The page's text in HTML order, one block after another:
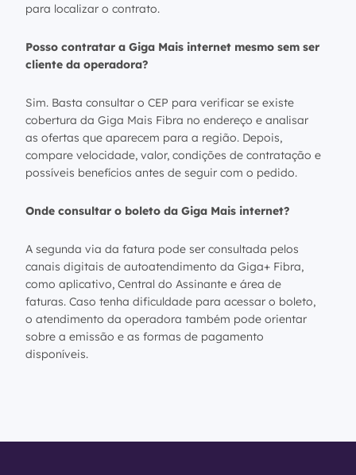
para localizar o contrato.
Posso contratar a Giga Mais internet mesmo sem ser
cliente da operadora?
Sim. Basta consultar o CEP para verificar se existe
cobertura da Giga Mais Fibra no endereço e analisar
as ofertas que aparecem para a região. Depois,
compare velocidade, valor, condições de contratação e
possíveis benefícios antes de seguir com o pedido.
Onde consultar o boleto da Giga Mais internet?
A segunda via da fatura pode ser consultada pelos
canais digitais de autoatendimento da Giga+ Fibra,
como aplicativo, Central do Assinante e área de
faturas. Caso tenha dificuldade para acessar o boleto,
o atendimento da operadora também pode orientar
sobre a emissão e as formas de pagamento
disponíveis.